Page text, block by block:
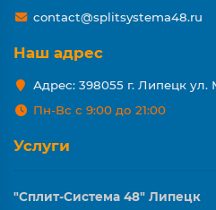
contact@splitsystema48.ru
Наш адрес
Адрес: 398055 г. Липецк ул.
Пн-Вс с 9:00 до 21:00
Услуги
"Сплит-Система 48" Липецк